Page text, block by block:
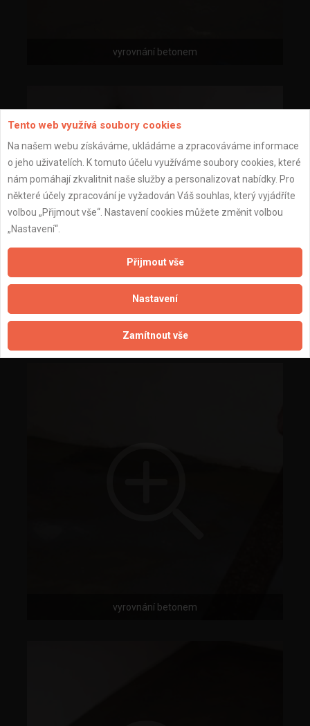
vyrovnání betonem
vyrovnání betonem
vyrovnání betonem
Tento web využívá soubory cookies
Na našem webu získáváme, ukládáme a zpracováváme informace
o jeho uživatelích. K tomuto účelu využíváme soubory cookies, které
nám pomáhají zkvalitnit naše služby a personalizovat nabídky. Pro
některé účely zpracování je vyžadován Váš souhlas, který vyjádříte
volbou „Přijmout vše“. Nastavení cookies můžete změnit volbou
„Nastavení“.
Přijmout vše
Nastavení
Zamítnout vše